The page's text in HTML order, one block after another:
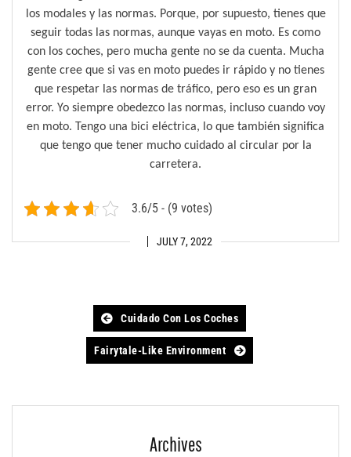
JULY 7, 2022
los modales y las normas. Porque, por supuesto, tienes que
seguir todas las normas, aunque vayas en moto. Es como
con los coches, pero mucha gente no se da cuenta. Mucha
gente cree que si vas en moto puedes ir rápido y no tienes
que respetar las normas de tráfico, pero eso es un gran
error. Yo siempre obedezco las normas, incluso cuando voy
en moto. Tengo una bici eléctrica, lo que también significa
que tengo que tener mucho cuidado al circular por la
carretera.
3.6/5 - (9 votes)
navigation
Cuidado Con Los Coches
Fairytale-Like Environment
Archives